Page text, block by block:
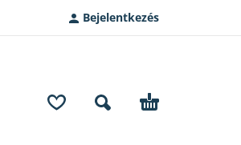
Bejelentkezés